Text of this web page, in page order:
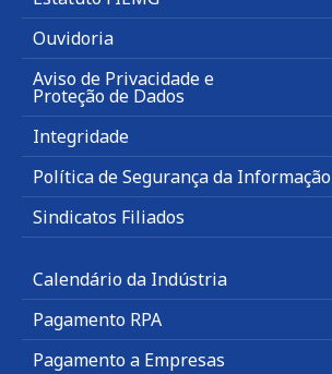
Ouvidoria
Aviso de Privacidade e
Proteção de Dados
Integridade
Política de Segurança da Informação
Sindicatos Filiados
Calendário da Indústria
Pagamento RPA
Pagamento a Empresas